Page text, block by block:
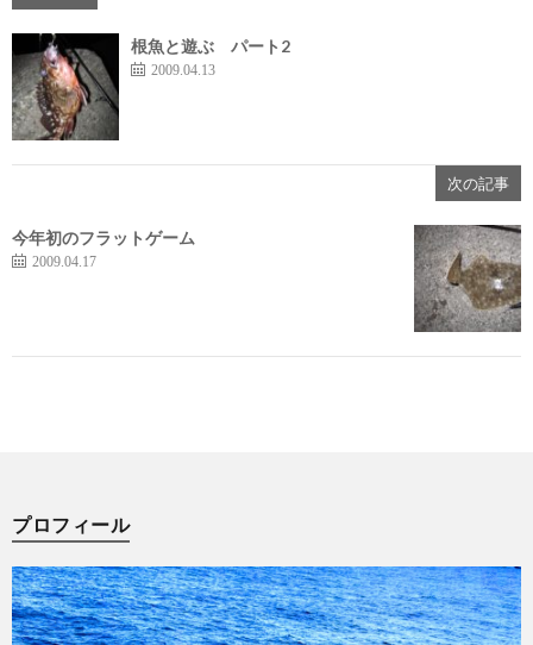
根魚と遊ぶ パート2
2009.04.13
次の記事
今年初のフラットゲーム
2009.04.17
プロフィール